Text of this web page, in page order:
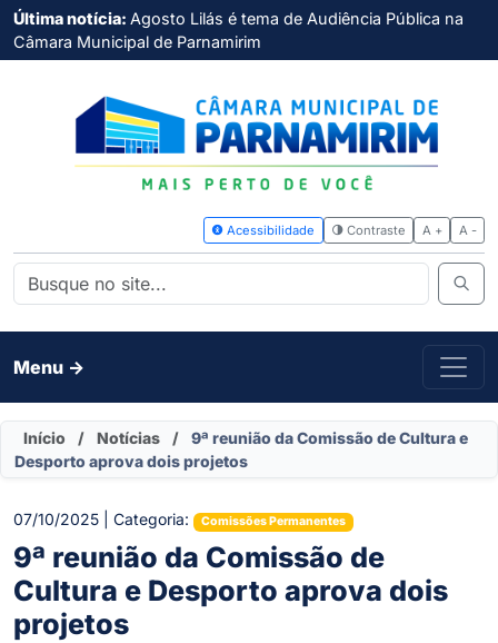
Última notícia: Agosto Lilás é tema de Audiência Pública na
Câmara Municipal de Parnamirim
Menu ->
Início / Notícias /
9ª reunião da Comissão de Cultura e
Desporto aprova dois projetos
07/10/2025 | Categoria: Comissões Permanentes
9ª reunião da Comissão de
Cultura e Desporto aprova dois
projetos